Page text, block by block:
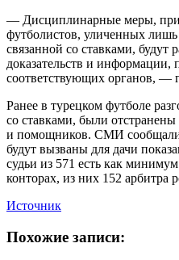
— Дисциплинарные меры,
футболистов, уличенных лишь
связанной со ставками,
доказательств и информации,
соответствующих органов, —
Ранее в турецком футболе
со ставками, были
и помощников. СМИ
будут вызваны для дачи
судьи из 571 есть как
конторах, из них 152 арбитра
Источник
Похожие записи: